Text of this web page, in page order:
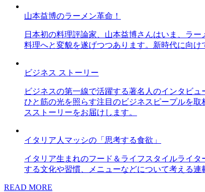
山本益博のラーメン革命！
日本初の料理評論家、山本益博さんはいま、ラ
料理へと変貌を遂げつつあります。新時代に向
ビジネス ストーリー
ビジネスの第一線で活躍する著名人のインタビ
ひと筋の光を照らす注目のビジネスピープルを
スストーリーをお届けします。
イタリア人マッシの「思考する食欲」
イタリア生まれのフード＆ライフスタイルライ
する文化や習慣、メニューなどについて考える連
READ MORE